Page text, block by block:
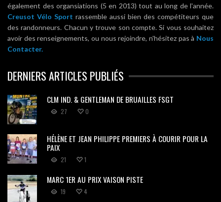
également des organsiations (5 en 2013) tout au long de l'année.
Creusot Vélo Sport rassemble aussi bien des compétiteurs que
des randonneurs. Chacun y trouve son compte. Si vous souhaitez
avoir des renseignements, ou nous rejoindre, n'hésitez pas à Nous
Contacter.
DERNIERS ARTICLES PUBLIÉS
CLM IND. & GENTLEMAN DE BRUAILLES FSGT
27 0
HÉLÈNE ET JEAN PHILIPPE PREMIERS À COURIR POUR LA
PAIX
21 1
MARC 1ER AU PRIX VAISON PISTE
19 4